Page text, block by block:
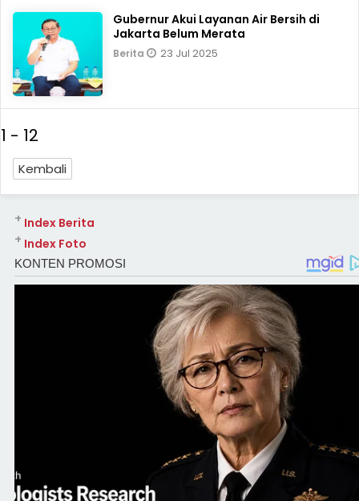
Gubernur Akui Layanan Air Bersih di
Jakarta Belum Merata
Berita 23 Jul 2025
1 - 12
Kembali
Index Berita
+
Index Foto
+